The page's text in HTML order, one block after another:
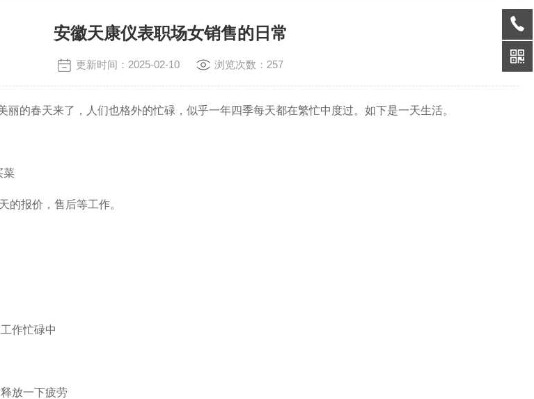
安徽天康仪表职场女销售的日常
更新时间：2025-02-10 浏览次数：257
的春天来了，人们也格外的忙碌，似乎一年四季每天都在繁忙中度过。如下是一天生活。
报价，售后等工作。
作忙碌中
一下疲劳